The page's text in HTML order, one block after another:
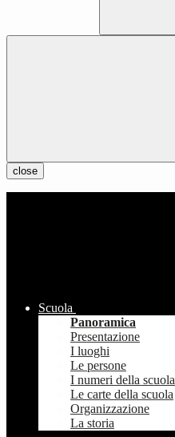
close
Scuola
Panoramica
Presentazione
I luoghi
Le persone
I numeri della scuola
Le carte della scuola
Organizzazione
La storia